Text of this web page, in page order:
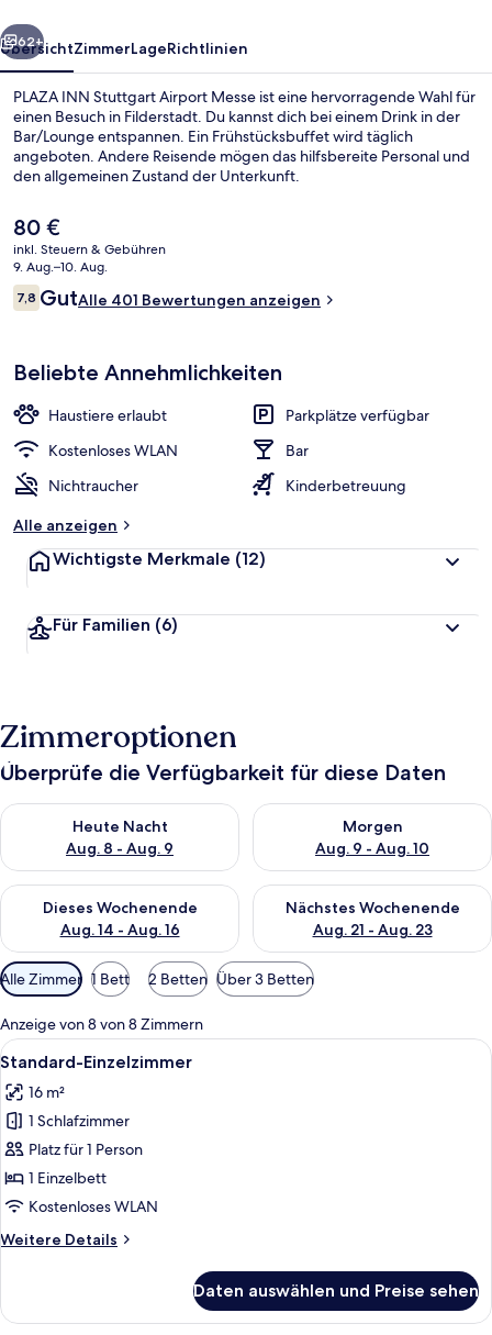
Weiter
62+
ÜbersichtZimmerLageRichtlinien
PLAZA INN Stuttgart Airport Messe ist eine hervorragende Wahl für
einen Besuch in Filderstadt. Du kannst dich bei einem Drink in der
Bar/Lounge entspannen. Ein Frühstücksbuffet wird täglich
angeboten. Andere Reisende mögen das hilfsbereite Personal und
den allgemeinen Zustand der Unterkunft.
Der
aktuelle
Preis
beträgt
80 €.
80 €
inkl. Steuern & Gebühren
9. Aug.–10. Aug.
Bewertungen
7,87,8 von 10.
GutAlle 401 Bewertungen anzeigen
Beliebte Annehmlichkeiten
Haustiere erlaubt
Parkplätze verfügbar
Kostenloses WLAN
Bar
Nichtraucher
Kinderbetreuung
Alle anzeigen
Wichtigste Merkmale (12)
Für Familien (6)
Zimmeroptionen
Überprüfe die Verfügbarkeit für diese Daten
Heute Nacht
Aug. 8 - Aug. 9
Überprüfe die Verfügbarkeit für heute Nacht, Aug. 8 - Aug. 9.
Morgen
Aug. 9 - Aug. 10
Überprüfe die Verfügbarkeit
Dieses Wochenende
Aug. 14 - Aug. 16
Überprüfe die Verfügbarkeit für dieses Wochenende, Aug. 14
Nächstes Wochenende
Aug. 21 - Aug. 23
Überprüfe die Verfügbarkeit
Verfügbare
Filter
für
Zimmer
Alle Zimmer 1 Bett 2 Betten Über 3 Betten
Anzeige von 8 von 8 Zimmern
Alle
Fotos
für
Standard-
Einzelzimmer
anzeigen
Ein Hotelzimmer mit Bett,
6
Standard-Einzelzimmer
16 m²
1 Schlafzimmer
Platz für 1 Person
1 Einzelbett
Kostenloses WLAN
Weitere Details
Weitere
Einzelzimmer
Daten auswählen und Preise sehen